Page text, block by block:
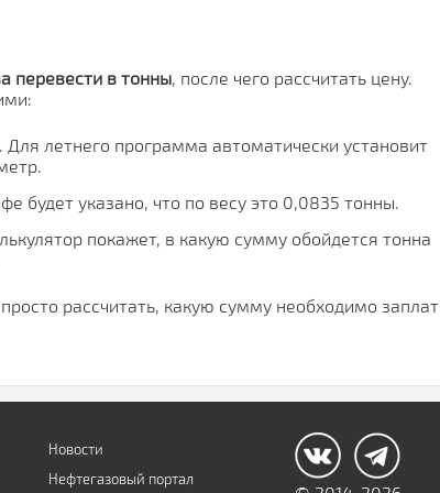
перевести в тонны, после чего рассчитать цену.
летнего программа автоматически установит
будет указано, что по весу это 0,0835 тонны.
покажет, в какую сумму обойдется тонна
рассчитать, какую сумму необходимо
Новости
Нефтегазовый портал